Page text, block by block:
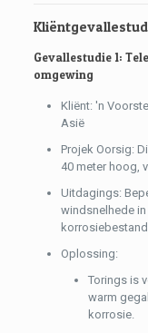
Gevallestudie 1:
omgewing
Kliënt: 'n
Asië
Projek Oorsig:
40 meter hoog,
Uitdagings:
windsnelhede
Oplossing:
Torings is
warm
korrosie.